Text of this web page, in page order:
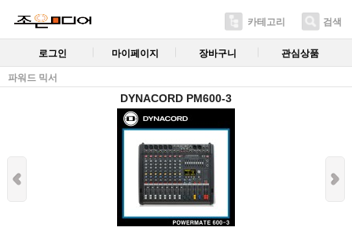
카테고리 검색
로그인 마이페이지 장바구니 관심상품
파워드 믹서
DYNACORD PM600-3